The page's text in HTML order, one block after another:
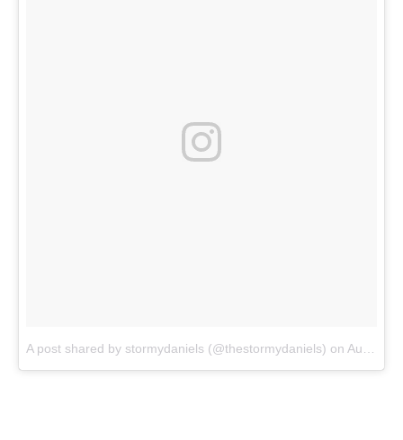
A post shared by stormydaniels (@thestormydaniels) on Aug 29, 2018 at 4:34am PDT